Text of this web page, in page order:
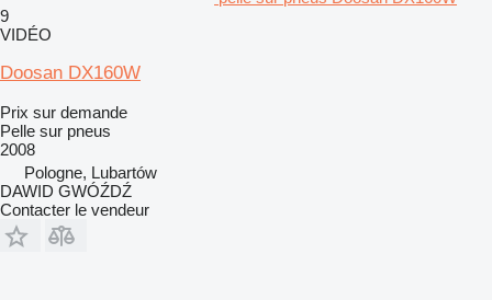
9
VIDÉO
Doosan DX160W
Prix sur demande
Pelle sur pneus
2008
Pologne, Lubartów
DAWID GWÓŹDŹ
Contacter le vendeur